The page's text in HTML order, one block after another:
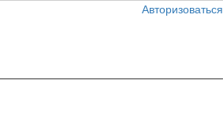
Авторизоваться